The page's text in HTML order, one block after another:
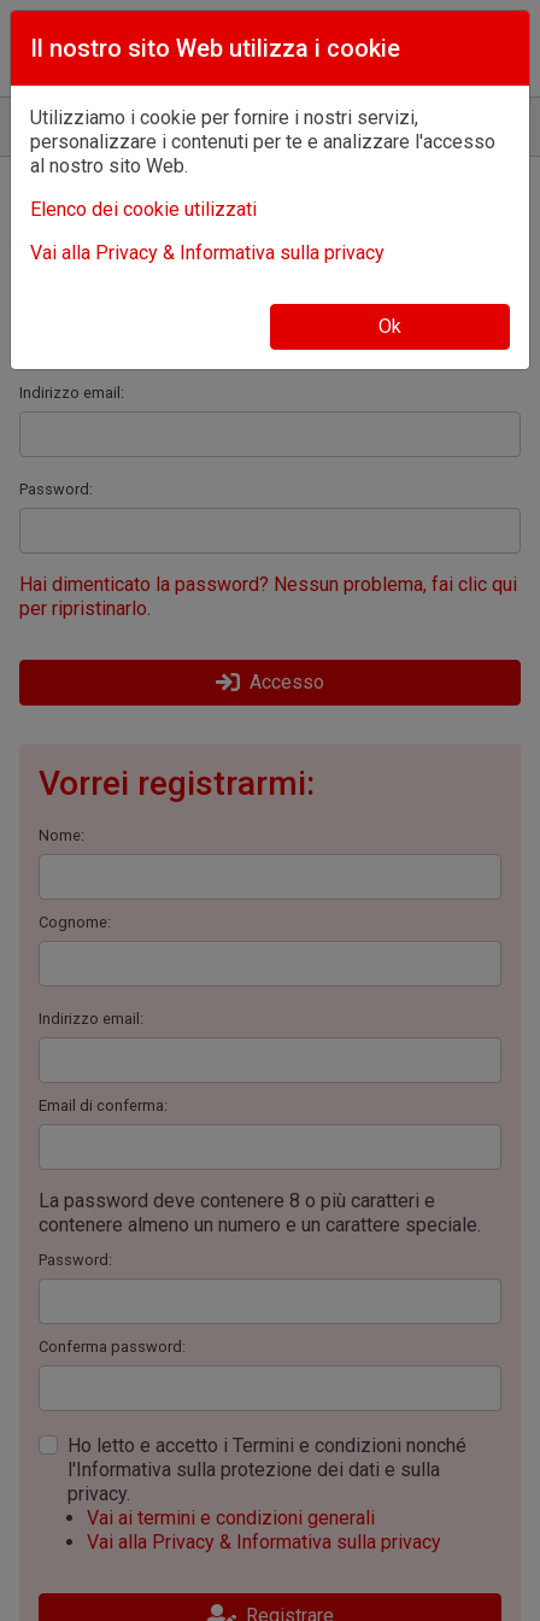
Home Accedi
Benvenuto!
Accedi o registrati per continuare.
Ho già un account:
Indirizzo email:
Password:
Hai dimenticato la password? Nessun problema, fai clic qui
per ripristinarlo.
Accesso
Vorrei registrarmi:
Nome:
Cognome:
Indirizzo email:
Email di conferma:
La password deve contenere 8 o più caratteri e
contenere almeno un numero e un carattere speciale.
Password:
Conferma password:
Ho letto e accetto i Termini e condizioni nonché
l'Informativa sulla protezione dei dati e sulla
privacy.
Vai ai termini e condizioni generali
Vai alla Privacy & Informativa sulla privacy
Registrare
Il nostro sito Web utilizza i cookie
Utilizziamo i cookie per fornire i nostri servizi,
personalizzare i contenuti per te e analizzare l'accesso
al nostro sito Web.
Elenco dei cookie utilizzati
Vai alla Privacy & Informativa sulla privacy
Ok